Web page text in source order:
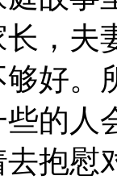
，夫
好。
的人
抱慰